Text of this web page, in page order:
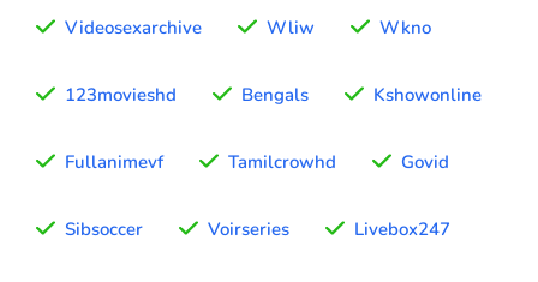
Videosexarchive Wliw Wkno
123movieshd Bengals Kshowonline
Fullanimevf Tamilcrowhd Govid
Sibsoccer Voirseries Livebox247